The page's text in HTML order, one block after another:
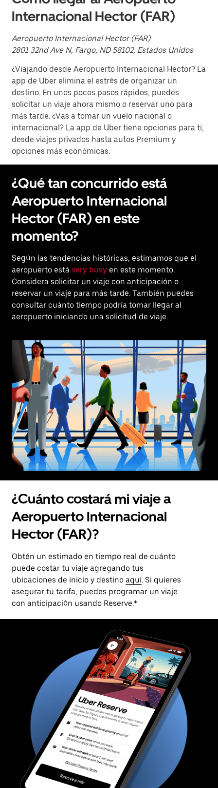
Internacional Hector (FAR)
Aeropuerto Internacional Hector (FAR)
2801 32nd Ave N, Fargo, ND 58102, Estados Unidos
¿Viajando desde Aeropuerto Internacional Hector? La
app de Uber elimina el estrés de organizar un
destino. En unos pocos pasos rápidos, puedes
solicitar un viaje ahora mismo o reservar uno para
más tarde. ¿Vas a tomar un vuelo nacional o
internacional? La app de Uber tiene opciones para ti,
desde viajes privados hasta autos Premium y
opciones más económicas.
¿Qué tan concurrido está
Aeropuerto Internacional
Hector (FAR) en este
momento?
Según las tendencias históricas, estimamos que el
aeropuerto está very busy en este momento.
Considera solicitar un viaje con anticipación o
reservar un viaje para más tarde. También puedes
consultar cuánto tiempo podría tomar llegar al
aeropuerto iniciando una solicitud de viaje.
¿Cuánto costará mi viaje a
Aeropuerto Internacional
Hector (FAR)?
Obtén un estimado en tiempo real de cuánto
puede costar tu viaje agregando tus
ubicaciones de inicio y destino aquí. Si quieres
asegurar tu tarifa, puedes programar un viaje
con anticipación usando Reserve.*